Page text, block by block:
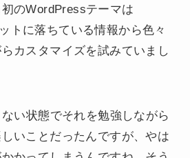
のWordPressテーマは
トに落ちている情報から色々
カスタマイズを試みていまし
い状態でそれを勉強しながら
いことだったんですが、やは